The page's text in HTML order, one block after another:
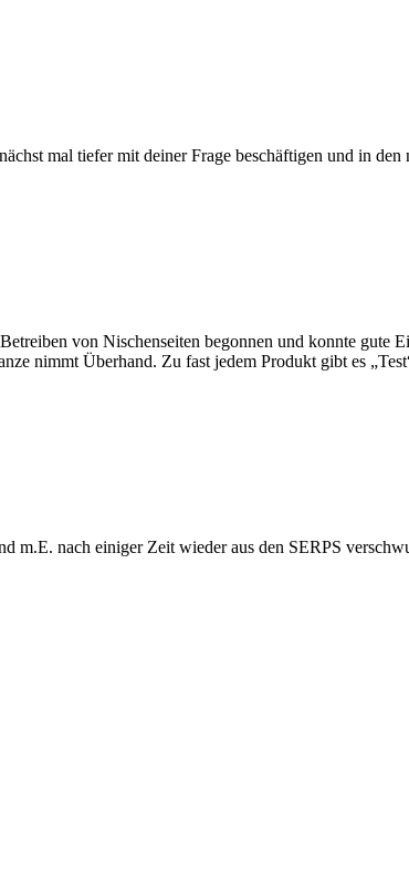
mal tiefer mit deiner Frage beschäftigen und in
von Nischenseiten begonnen und konnte gute
nimmt Überhand. Zu fast jedem Produkt gibt es
m.E. nach einiger Zeit wieder aus den SERPS